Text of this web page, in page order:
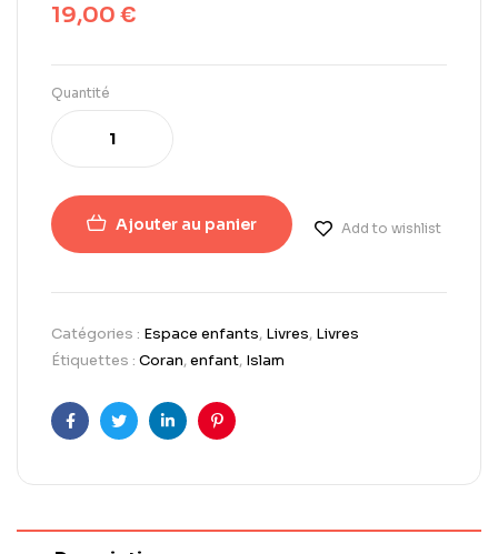
19,00 €
Quantité
Ajouter au panier Add to wishlist
Catégories : Espace enfants, Livres, Livres
Étiquettes : Coran,enfant, Islam
FacebookTwitterLinkedInPinterest